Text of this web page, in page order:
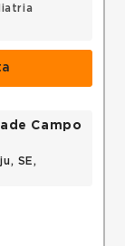
Campo
SE,